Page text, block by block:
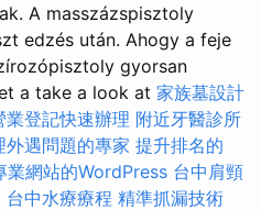
A masszázspisztoly
edzés után. Ahogy a feje
gyorsan
a take a look at 家族墓設計
業登記快速辦理 附近牙醫診所
外遇問題的專家 提升排名的
業網站的WordPress 台中肩頸
台中水療療程 精準抓漏技術